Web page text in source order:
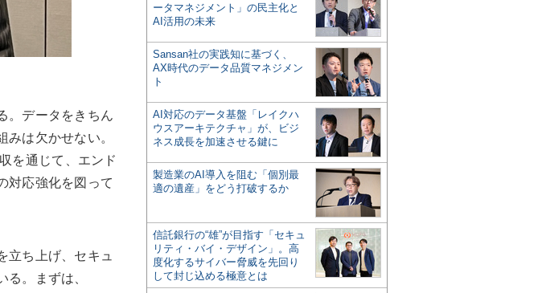
。データをきちん
は欠かせない。
を通じて、エンド
対応強化を図って
ち上げ、セキュ
。まずは、
ータマネジメント」の民主化と
AI活用の未来
Sansan社の実践知に基づく、
AX時代のデータ品質マネジメン
ト
AI対応のデータ基盤「レイクハ
ウスアーキテクチャ」が、ビジ
ネス成長を加速させる鍵に
製造業のAI導入を阻む「個別最
適の遺産」をどう打破するか
信託銀行の“雄”が目指す「セキュ
リティ・バイ・デザイン」。高
度化するサイバー脅威を先回り
して封じ込める極意とは